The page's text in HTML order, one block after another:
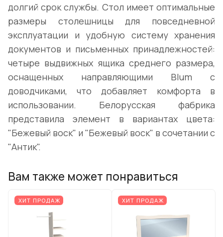
долгий срок службы. Стол имеет оптимальные
размеры столешницы для повседневной
эксплуатации и удобную систему хранения
документов и письменных принадлежностей:
четыре выдвижных ящика среднего размера,
оснащенных направляющими Blum с
доводчиками, что добавляет комфорта в
использовании. Белорусская фабрика
представила элемент в вариантах цвета:
"Бежевый воск" и "Бежевый воск" в сочетании с
"Антик".
Вам также может понравиться
ХИТ ПРОДАЖ ХИТ ПРОДАЖ